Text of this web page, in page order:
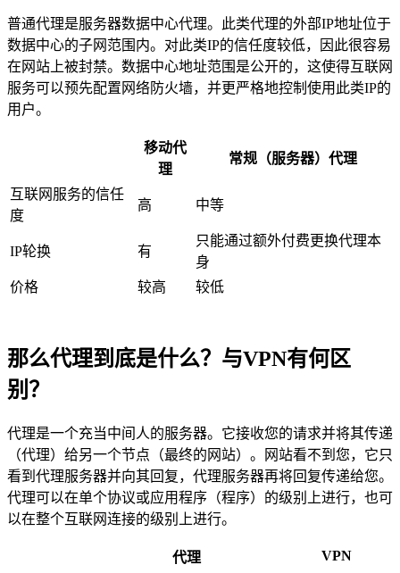
普通代理是服务器数据中心代理。此类代理的外部IP地址位于
数据中心的子网范围内。对此类IP的信任度较低，因此很容易
在网站上被封禁。数据中心地址范围是公开的，这使得互联网
服务可以预先配置网络防火墙，并更严格地控制使用此类IP的
用户。
移动代
理
常规（服务器）代理
互联网服务的信任
度
高 中等
IP轮换 有
只能通过额外付费更换代理本
身
价格
较高 较低
那么代理到底是什么？与VPN有何区
别？
代理是一个充当中间人的服务器。它接收您的请求并将其传递
（代理）给另一个节点（最终的网站）。网站看不到您，它只
看到代理服务器并向其回复，代理服务器再将回复传递给您。
代理可以在单个协议或应用程序（程序）的级别上进行，也可
以在整个互联网连接的级别上进行。
代理
VPN